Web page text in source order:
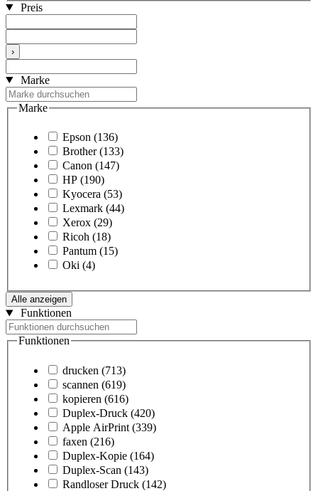
Preis
›
Marke
Marke
Epson (136)
Brother (133)
Canon (147)
HP (190)
Kyocera (53)
Lexmark (44)
Xerox (29)
Ricoh (18)
Pantum (15)
Oki (4)
Alle anzeigen
Funktionen
Funktionen
drucken (713)
scannen (619)
kopieren (616)
Duplex-Druck (420)
Apple AirPrint (339)
faxen (216)
Duplex-Kopie (164)
Duplex-Scan (143)
Randloser Druck (142)